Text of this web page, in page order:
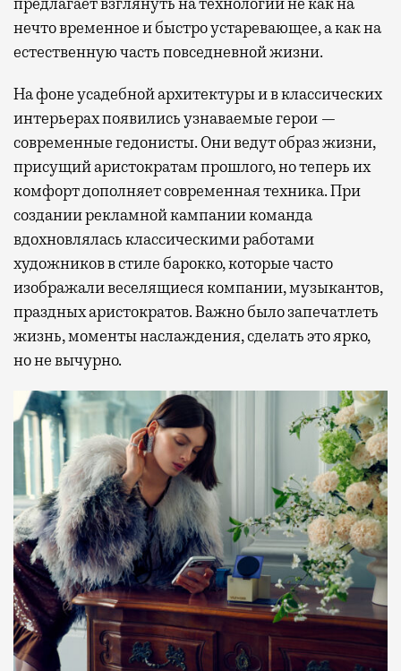
нечто временное и быстро устаревающее, а как на
естественную часть повседневной жизни.
На фоне усадебной архитектуры и в классических
интерьерах появились узнаваемые герои —
современные гедонисты. Они ведут образ жизни,
присущий аристократам прошлого, но теперь их
комфорт дополняет современная техника. При
создании рекламной кампании команда
вдохновлялась классическими работами
художников в стиле барокко, которые часто
изображали веселящиеся компании, музыкантов,
праздных аристократов. Важно было запечатлеть
жизнь, моменты наслаждения, сделать это ярко,
но не вычурно.